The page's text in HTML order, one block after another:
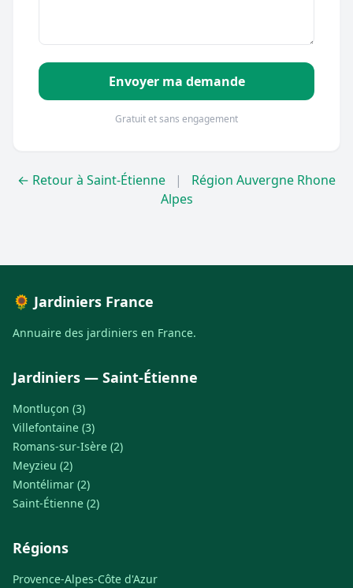
Envoyer ma demande
Gratuit et sans engagement
← Retour à Saint-Étienne |
Région Auvergne Rhone
Alpes
🌻 Jardiniers France
Annuaire des jardiniers en France.
Jardiniers — Saint-Étienne
Montluçon (3)
Villefontaine (3)
Romans-sur-Isère (2)
Meyzieu (2)
Montélimar (2)
Saint-Étienne (2)
Régions
Provence-Alpes-Côte d'Azur